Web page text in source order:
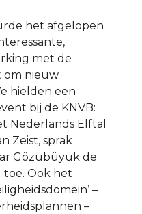
het afgelopen
met de
om nieuw
hielden een
bij de KNVB:
Nederlands Elftal
Zeist, sprak
Gözübüyük de
toe. Ook het
–
–